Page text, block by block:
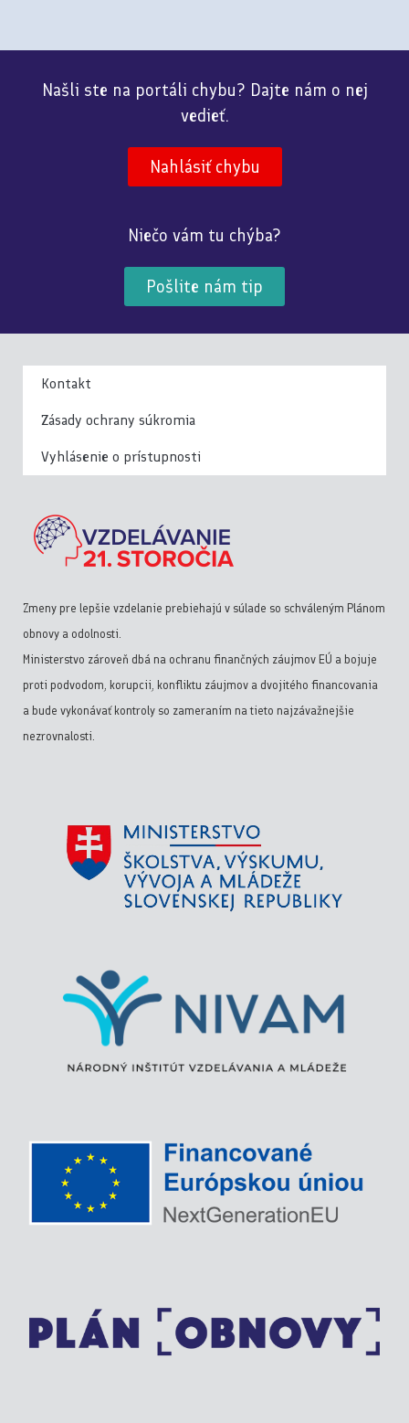
Našli ste na portáli chybu? Dajte nám o nej
vedieť.
Nahlásiť chybu
Niečo vám tu chýba?
Pošlite nám tip
Kontakt
Zásady ochrany súkromia
Vyhlásenie o prístupnosti
Zmeny pre lepšie vzdelanie prebiehajú v súlade so schváleným Plánom
obnovy a odolnosti.
Ministerstvo zároveň dbá na ochranu finančných záujmov EÚ a bojuje
proti podvodom, korupcii, konfliktu záujmov a dvojitého financovania
a bude vykonávať kontroly so zameraním na tieto najzávažnejšie
nezrovnalosti.